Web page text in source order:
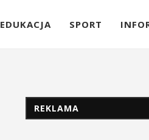
EDUKACJA SPORT
REKLAMA